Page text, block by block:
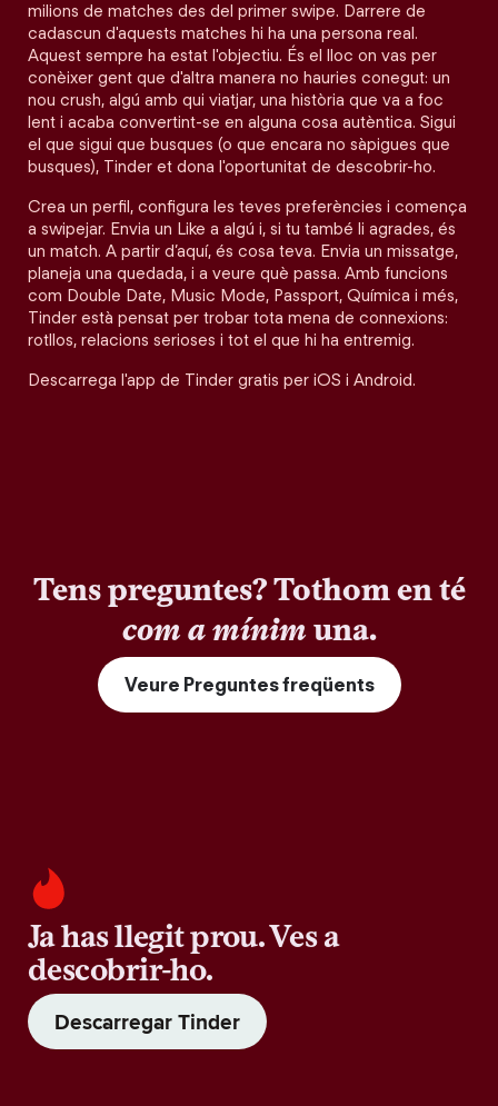
milions de matches des del primer swipe. Darrere de
cadascun d'aquests matches hi ha una persona real.
Aquest sempre ha estat l'objectiu. És el lloc on vas per
conèixer gent que d'altra manera no hauries conegut: un
nou crush, algú amb qui viatjar, una història que va a foc
lent i acaba convertint-se en alguna cosa autèntica. Sigui
el que sigui que busques (o que encara no sàpigues que
busques), Tinder et dona l'oportunitat de descobrir-ho.
Crea un perfil, configura les teves preferències i comença
a swipejar. Envia un Like a algú i, si tu també li agrades, és
un match. A partir d’aquí, és cosa teva. Envia un missatge,
planeja una quedada, i a veure què passa. Amb funcions
com Double Date, Music Mode, Passport, Química i més,
Tinder està pensat per trobar tota mena de connexions:
rotllos, relacions serioses i tot el que hi ha entremig.
Descarrega l'app de Tinder gratis per iOS i Android.
Tens preguntes? Tothom en té
com a mínimuna.
Veure Preguntes freqüents
Ja has llegit prou. Ves a
descobrir-ho.
Descarregar Tinder